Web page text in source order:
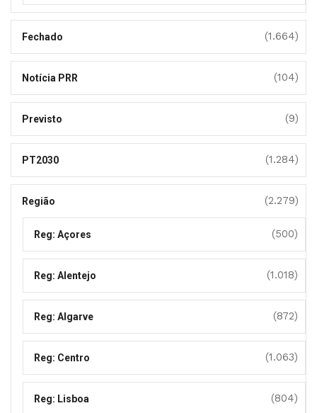
Fechado (1.664)
Notícia PRR (104)
Previsto (9)
PT2030 (1.284)
Região (2.279)
Reg: Açores (500)
Reg: Alentejo (1.018)
Reg: Algarve (872)
Reg: Centro (1.063)
Reg: Lisboa (804)